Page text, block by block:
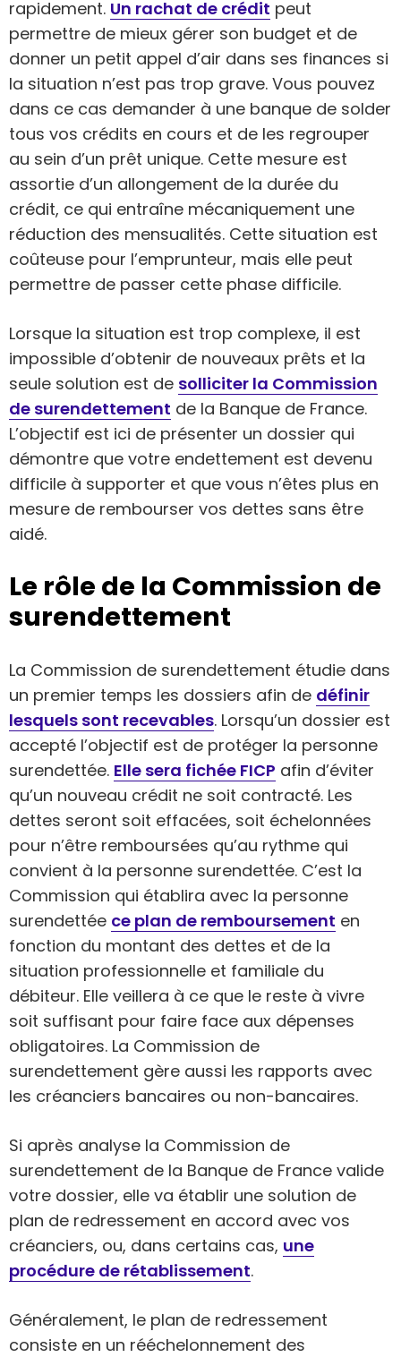
rapidement. Un rachat de crédit peut
permettre de mieux gérer son budget et de
donner un petit appel d’air dans ses finances si
la situation n’est pas trop grave. Vous pouvez
dans ce cas demander à une banque de solder
tous vos crédits en cours et de les regrouper
au sein d’un prêt unique. Cette mesure est
assortie d’un allongement de la durée du
crédit, ce qui entraîne mécaniquement une
réduction des mensualités. Cette situation est
coûteuse pour l’emprunteur, mais elle peut
permettre de passer cette phase difficile.
Lorsque la situation est trop complexe, il est
impossible d’obtenir de nouveaux prêts et la
seule solution est de solliciter la Commission
de surendettement de la Banque de France.
L’objectif est ici de présenter un dossier qui
démontre que votre endettement est devenu
difficile à supporter et que vous n’êtes plus en
mesure de rembourser vos dettes sans être
aidé.
Le rôle de la Commission de
surendettement
La Commission de surendettement étudie dans
un premier temps les dossiers afin de définir
lesquels sont recevables. Lorsqu’un dossier est
accepté l’objectif est de protéger la personne
surendettée. Elle sera fichée FICP afin d’éviter
qu’un nouveau crédit ne soit contracté. Les
dettes seront soit effacées, soit échelonnées
pour n’être remboursées qu’au rythme qui
convient à la personne surendettée. C’est la
Commission qui établira avec la personne
surendettée ce plan de remboursement en
fonction du montant des dettes et de la
situation professionnelle et familiale du
débiteur. Elle veillera à ce que le reste à vivre
soit suffisant pour faire face aux dépenses
obligatoires. La Commission de
surendettement gère aussi les rapports avec
les créanciers bancaires ou non-bancaires.
Si après analyse la Commission de
surendettement de la Banque de France valide
votre dossier, elle va établir une solution de
plan de redressement en accord avec vos
créanciers, ou, dans certains cas, une
procédure de rétablissement.
Généralement, le plan de redressement
consiste en un rééchelonnement des